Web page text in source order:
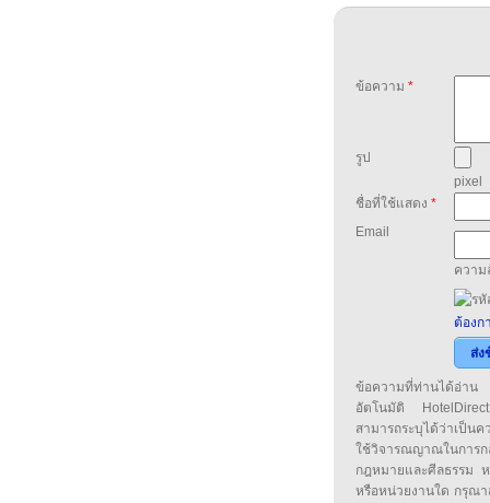
ข้อความ *
รูป
pixel
ชื่อที่ใช้แสดง *
Email
ความ
ต้องก
ส่ง
ข้อความที่ท่านได้อ่าน
อัตโนมัติ
สามารถระบุได้ว่าเป็น
ใช้วิจารณญาณในกา
กฎหมายและศีลธรรม
หรือหน่วยงานใด กรุณา